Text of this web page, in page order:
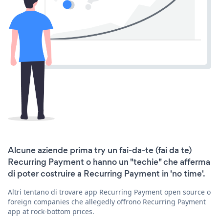
Alcune aziende prima try un fai-da-te (fai da te)
Recurring Payment o hanno un "techie" che afferma
di poter costruire a Recurring Payment in 'no time'.
Altri tentano di trovare app Recurring Payment open source o
foreign companies che allegedly offrono Recurring Payment
app at rock-bottom prices.